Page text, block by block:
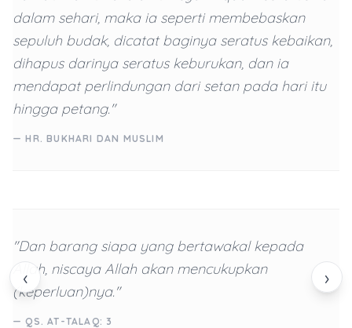
‹ ›
dalam sehari, maka ia seperti membebaskan
sepuluh budak, dicatat baginya seratus kebaikan,
dihapus darinya seratus keburukan, dan ia
mendapat perlindungan dari setan pada hari itu
hingga petang."
— HR. BUKHARI DAN MUSLIM
"Dan barang siapa yang bertawakal kepada
Allah, niscaya Allah akan mencukupkan
(keperluan)nya."
— QS. AT-TALAQ: 3